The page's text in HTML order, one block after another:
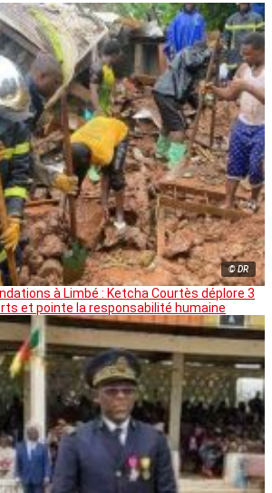
© DR
à Limbé : Ketcha Courtès déplore 3
et pointe la responsabilité humaine